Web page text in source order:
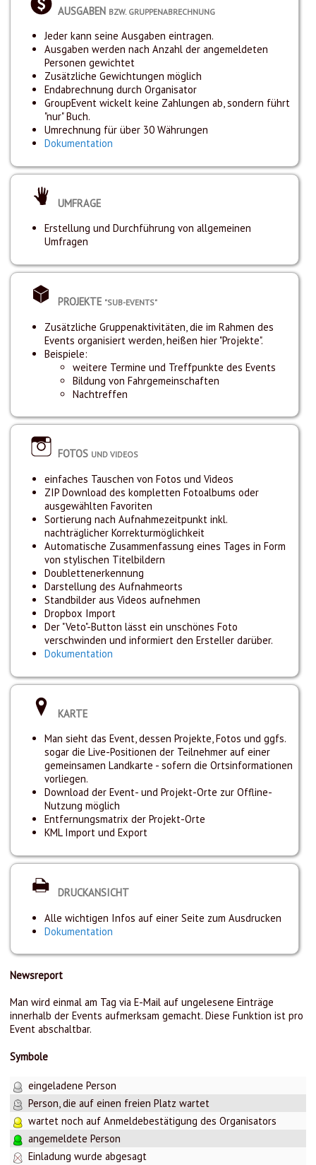
AUSGABEN BZW. GRUPPENABRECHNUNG
Jeder kann seine Ausgaben eintragen.
Ausgaben werden nach Anzahl der angemeldeten
Personen gewichtet
Zusätzliche Gewichtungen möglich
Endabrechnung durch Organisator
GroupEvent wickelt keine Zahlungen ab, sondern führt
"nur" Buch.
Umrechnung für über 30 Währungen
Dokumentation
UMFRAGE
Erstellung und Durchführung von allgemeinen
Umfragen
PROJEKTE "SUB-EVENTS"
Zusätzliche Gruppenaktivitäten, die im Rahmen des
Events organisiert werden, heißen hier "Projekte".
Beispiele:
weitere Termine und Treffpunkte des Events
Bildung von Fahrgemeinschaften
Nachtreffen
FOTOS UND VIDEOS
einfaches Tauschen von Fotos und Videos
ZIP Download des kompletten Fotoalbums oder
ausgewählten Favoriten
Sortierung nach Aufnahmezeitpunkt inkl.
nachträglicher Korrekturmöglichkeit
Automatische Zusammenfassung eines Tages in Form
von stylischen Titelbildern
Doublettenerkennung
Darstellung des Aufnahmeorts
Standbilder aus Videos aufnehmen
Dropbox Import
Der "Veto"-Button lässt ein unschönes Foto
verschwinden und informiert den Ersteller darüber.
Dokumentation
KARTE
Man sieht das Event, dessen Projekte, Fotos und ggfs.
sogar die Live-Positionen der Teilnehmer auf einer
gemeinsamen Landkarte - sofern die Ortsinformationen
vorliegen.
Download der Event- und Projekt-Orte zur Offline-
Nutzung möglich
Entfernungsmatrix der Projekt-Orte
KML Import und Export
DRUCKANSICHT
Alle wichtigen Infos auf einer Seite zum Ausdrucken
Dokumentation
Newsreport
Man wird einmal am Tag via E-Mail auf ungelesene Einträge
innerhalb der Events aufmerksam gemacht. Diese Funktion ist pro
Event abschaltbar.
Symbole
eingeladene Person
Person, die auf einen freien Platz wartet
wartet noch auf Anmeldebestätigung des Organisators
angemeldete Person
Einladung wurde abgesagt